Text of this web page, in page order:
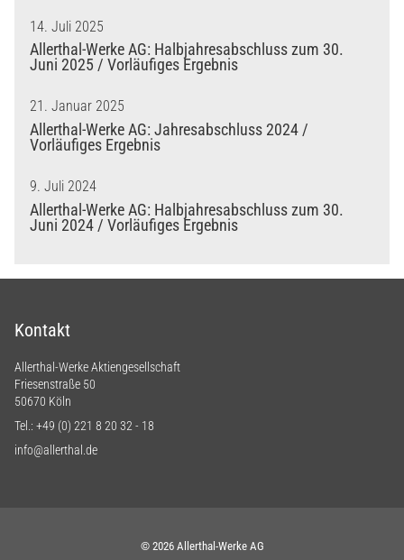
14. Juli 2025
Allerthal-Werke AG: Halbjahresabschluss zum 30.
Juni 2025 / Vorläufiges Ergebnis
21. Januar 2025
Allerthal-Werke AG: Jahresabschluss 2024 /
Vorläufiges Ergebnis
9. Juli 2024
Allerthal-Werke AG: Halbjahresabschluss zum 30.
Juni 2024 / Vorläufiges Ergebnis
Kontakt
Allerthal-Werke Aktiengesellschaft
Friesenstraße 50
50670 Köln
Tel.: +49 (0) 221 8 20 32 - 18
info@allerthal.de
© 2026 Allerthal-Werke AG